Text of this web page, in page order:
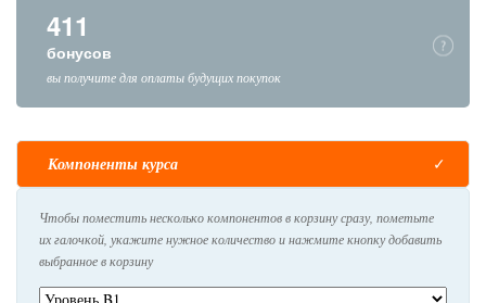
411
бонусов
вы получите для оплаты будущих покупок
Компоненты курса
Чтобы поместить несколько компонентов в корзину сразу, пометьте
их галочкой, укажите нужное количество и нажмите кнопку добавить
выбранное в корзину